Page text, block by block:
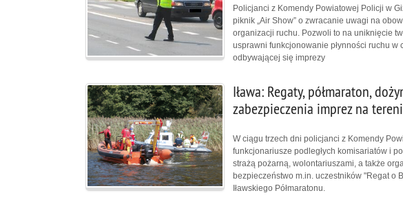
Policjanci z Komendy Powiatowej Policji w
piknik „Air Show” o zwracanie uwagi na
organizacji ruchu. Pozwoli to na uniknięcie
usprawni funkcjonowanie płynności ruchu
odbywającej się imprezy
Iława: Regaty, półmaraton,
zabezpieczenia imprez na
W ciągu trzech dni policjanci z Komendy
funkcjonariusze podległych komisariatów i
strażą pożarną, wolontariuszami, a także
bezpieczeństwo m.in. uczestników "Regat o
Iławskiego Półmaratonu.